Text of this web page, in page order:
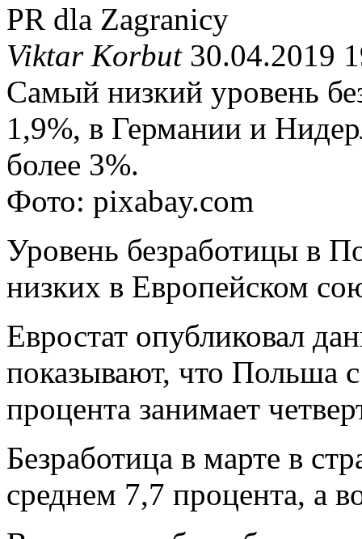
PR dla Zagranicy
Viktar Korbut30.04.2019
Самый низкий уровень
1,9%, в Германии и
более 3%.
Фото: pixabay.com
Уровень безработицы в
низких в Европейском
Евростат опубликовал
показывают, что Польша
процента занимает
Безработица в марте в
среднем 7,7 процента, а